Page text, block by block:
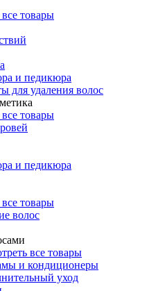
товары
и педикюра
для удаления волос
товары
и педикюра
товары
волос
все товары
и кондиционеры
уход